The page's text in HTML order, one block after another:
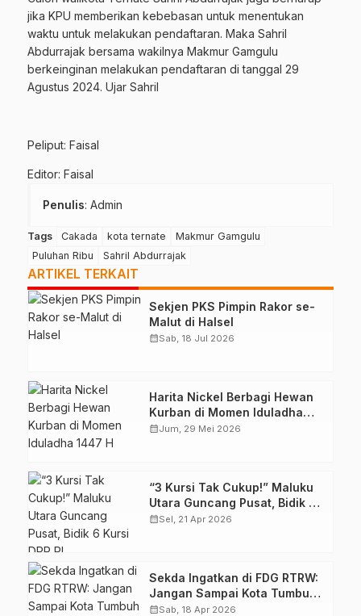
jika KPU memberikan kebebasan untuk menentukan
waktu untuk melakukan pendaftaran. Maka Sahril
Abdurrajak bersama wakilnya Makmur Gamgulu
berkeinginan melakukan pendaftaran di tanggal 29
Agustus 2024. Ujar Sahril
Peliput: Faisal
Editor: Faisal
Penulis: Admin
Tags Cakada kota ternate
Makmur Gamgulu
Puluhan Ribu
Sahril Abdurrajak
ARTIKEL TERKAIT
Sekjen PKS Pimpin Rakor se-
Malut di Halsel
calendar_monthSab, 18 Jul 2026
Harita Nickel Berbagi Hewan
Kurban di Momen Iduladha
1447 H
calendar_monthJum, 29 Mei 2026
“3 Kursi Tak Cukup!” Maluku
Utara Guncang Pusat, Bidik 6
Kursi DPR RI
calendar_monthSel, 21 Apr 2026
Sekda Ingatkan di FDG RTRW:
Jangan Sampai Kota Tumbuh
Tanpa Arah
calendar_monthSab, 18 Apr 2026